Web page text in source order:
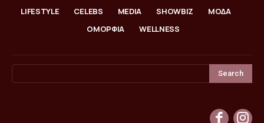
LIFESTYLE CELEBS MEDIA SHOWBIZ
ΜΟΔΑ
ΟΜΟΡΦΙΑ
WELLNESS
Search